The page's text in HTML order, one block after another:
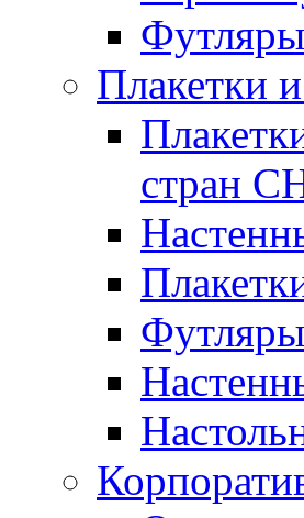
Плакетки
стран